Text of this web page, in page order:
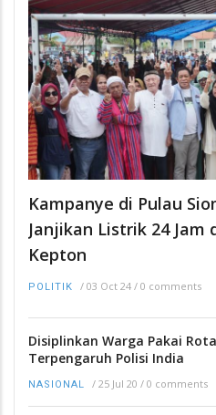
Kampanye di Pulau
Janjikan Listrik 24 Jam
Kepton
POLITIK / 03 Oct 24 / 0 comments
Disiplinkan Warga Pakai
Terpengaruh Polisi India
NASIONAL / 25 Jul 20 / 0 comments